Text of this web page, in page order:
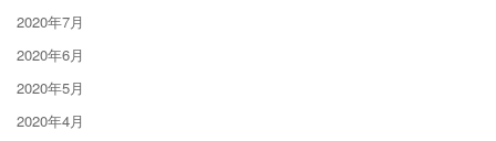
2020年7月
2020年6月
2020年5月
2020年4月